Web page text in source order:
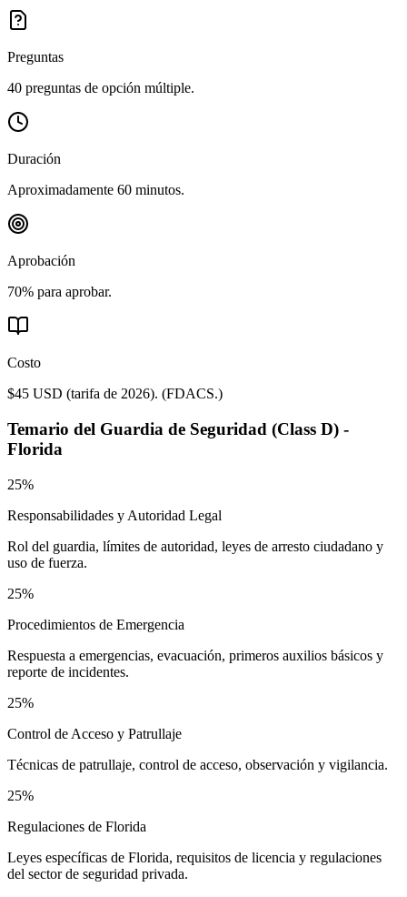
Preguntas
40 preguntas de opción múltiple.
Duración
Aproximadamente 60 minutos.
Aprobación
70% para aprobar.
Costo
$45 USD (tarifa de 2026). (FDACS.)
Temario del Guardia de Seguridad (Class D) -
Florida
25%
Responsabilidades y Autoridad Legal
Rol del guardia, límites de autoridad, leyes de arresto ciudadano y
uso de fuerza.
25%
Procedimientos de Emergencia
Respuesta a emergencias, evacuación, primeros auxilios básicos y
reporte de incidentes.
25%
Control de Acceso y Patrullaje
Técnicas de patrullaje, control de acceso, observación y vigilancia.
25%
Regulaciones de Florida
Leyes específicas de Florida, requisitos de licencia y regulaciones
del sector de seguridad privada.